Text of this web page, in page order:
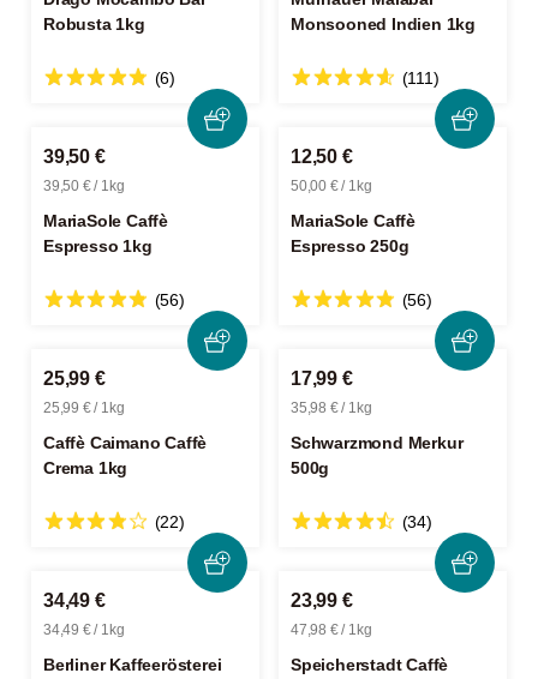
Robusta 1kg
(6)
Monsooned Indien 1kg
(111)
39,50 €
39,50 € / 1kg
MariaSole Caffè
Espresso 1kg
(56)
12,50 €
50,00 € / 1kg
MariaSole Caffè
Espresso 250g
(56)
25,99 €
25,99 € / 1kg
Caffè Caimano Caffè
Crema 1kg
(22)
17,99 €
35,98 € / 1kg
Schwarzmond Merkur
500g
(34)
34,49 €
34,49 € / 1kg
Berliner Kaffeerösterei
23,99 €
47,98 € / 1kg
Speicherstadt Caffè